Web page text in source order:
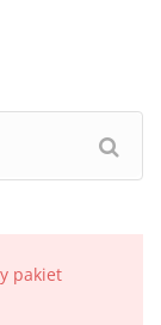
pakiet